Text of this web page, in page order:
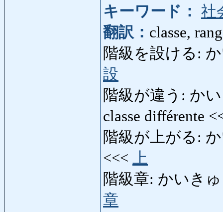
キーワード： 社
翻訳： classe,
階級を設ける:
設
階級が違う: か
classe différente
階級が上がる:
<<< 上
階級章: かいきゅ
章